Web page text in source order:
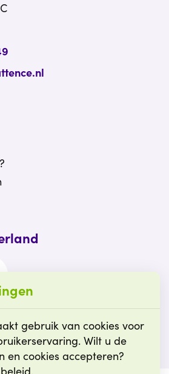
op Zorgkaart
gebruik van cookies voor
Wilt u de
en cookies accepteren?